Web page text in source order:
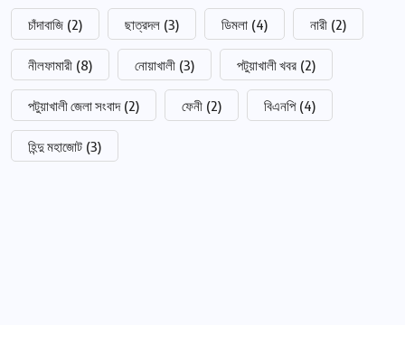
চাঁদাবাজি (2) ছাত্রদল (3) ডিমলা (4) নারী (2)
নীলফামারী (8) নোয়াখালী (3) পটুয়াখালী খবর (2)
পটুয়াখালী জেলা সংবাদ (2) ফেনী (2) বিএনপি (4)
হিন্দু মহাজোট (3)